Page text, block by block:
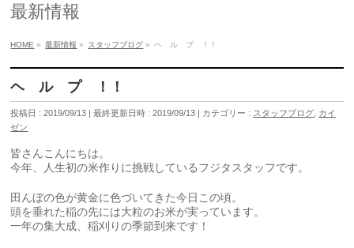
最新情報
HOME » 最新情報 » スタッフブログ » ヘ ル プ ！！
ヘ ル プ ！！
投稿日 : 2019/09/13 最終更新日時 : 2019/09/13 カテゴリー : スタッフブログ カイ
ゼン
皆さんこんにちは。
今年、人生初の米作りに挑戦しているフジタスタッフです。
田んぼの色が黄金に色づいてきた今日この頃。
頭を垂れた稲の先には大粒のお米が実っています。
一年の集大成、稲刈りの季節到来です！